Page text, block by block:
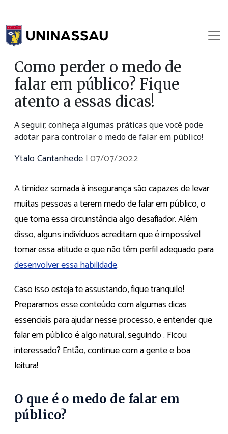
Como perder o medo de
falar em público? Fique
atento a essas dicas!
A seguir, conheça algumas práticas que você pode
adotar para controlar o medo de falar em público!
Ytalo Cantanhede |07/07/2022
A timidez somada à insegurança são capazes de levar
muitas pessoas a terem medo de falar em público, o
que torna essa circunstância algo desafiador. Além
disso, alguns indivíduos acreditam que é impossível
tomar essa atitude e que não têm perfil adequado para
desenvolver essa habilidade.
Caso isso esteja te assustando, fique tranquilo!
Preparamos esse conteúdo com algumas dicas
essenciais para ajudar nesse processo, e entender que
falar em público é algo natural, seguindo . Ficou
interessado? Então, continue com a gente e boa
leitura!
O que é o medo de falar em
público?